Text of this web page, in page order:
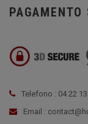
PAGAMENTO
Telefono : 04 22
Email :